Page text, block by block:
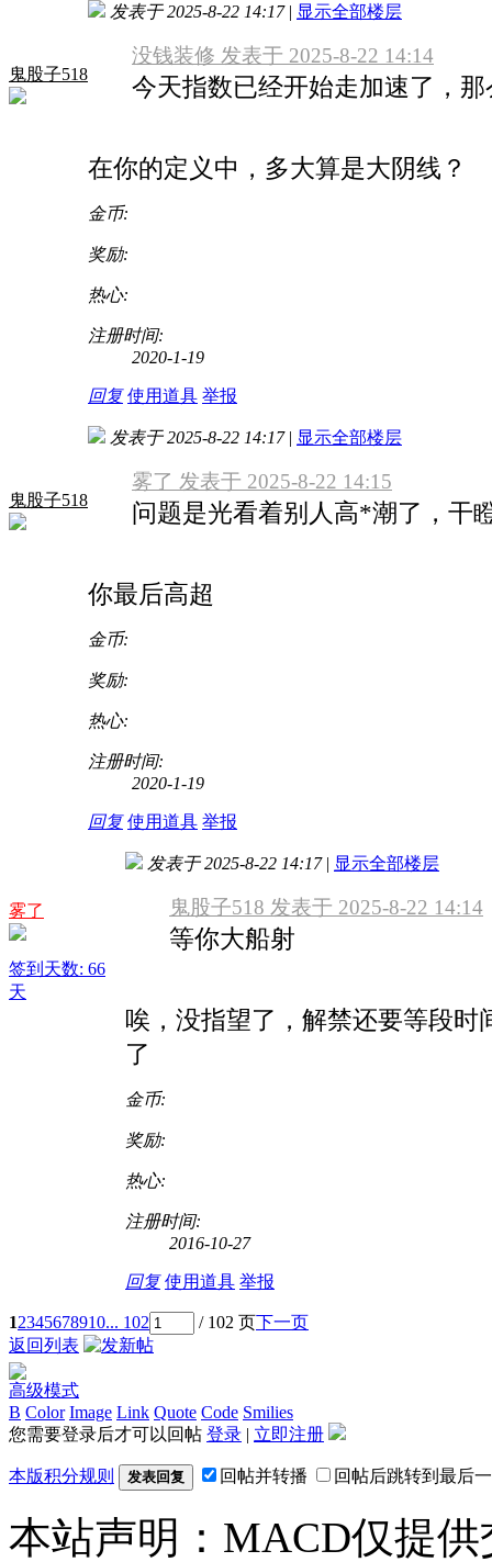
鬼股子518
发表于 2025-8-22 14:17 | 显示全部楼层
没钱装修 发表于 2025-8-22 14:14
今天指数已经开始走加速了，
在你的定义中，多大算是大阴线？
金币:
奖励:
热心:
注册时间:
2020-1-19
回复 使用道具 举报
鬼股子518
发表于 2025-8-22 14:17 | 显示全部楼层
雾了 发表于 2025-8-22 14:15
问题是光看着别人高*潮了，干
你最后高超
金币:
奖励:
热心:
注册时间:
2020-1-19
回复 使用道具 举报
雾了
签到天数: 66
天
发表于 2025-8-22 14:17 | 显示全部楼层
鬼股子518 发表于 2025-8-22 14:14
等你大船射
唉，没指望了，解禁还要等段
了
金币:
奖励:
热心:
注册时间:
2016-10-27
回复 使用道具 举报
12345678910... 102 / 102 页下一页
返回列表
高级模式
B Color Image Link Quote Code Smilies
您需要登录后才可以回帖 登录 | 立即注册
本版积分规则 发表回复 回帖并转播 回帖后跳转到最后
本站声明：MACD仅提